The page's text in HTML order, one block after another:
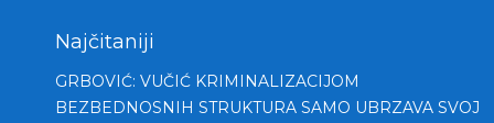
Najčitaniji
GRBOVIĆ: VUČIĆ KRIMINALIZACIJOM
BEZBEDNOSNIH STRUKTURA SAMO UBRZAVA SVOJ